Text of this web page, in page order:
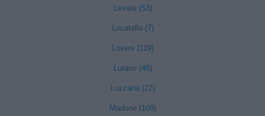
Levate (53)
Locatello (7)
Lovere (119)
Lurano (46)
Luzzana (22)
Madone (109)